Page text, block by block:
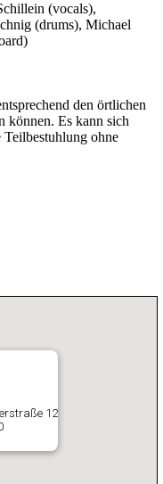
(vocals),
(drums), Michael
den örtlichen
können. Es kann sich
Teilbestuhlung ohne
12